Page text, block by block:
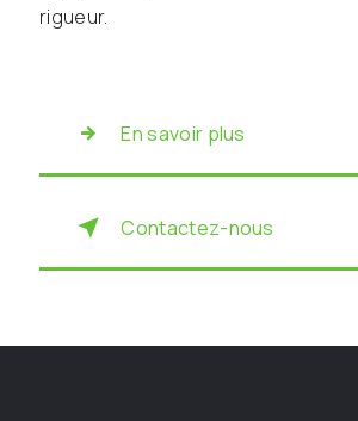
rigueur.
En savoir plus
Contactez-nous